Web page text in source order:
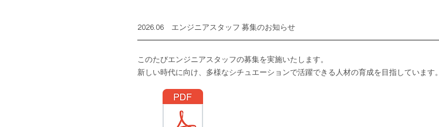
2026.06 エンジニアスタッフ 募集のお知らせ
このたびエンジニアスタッフの募集を実施いたします。
新しい時代に向け、多様なシチュエーションで活躍できる人材の育成を目指しています。